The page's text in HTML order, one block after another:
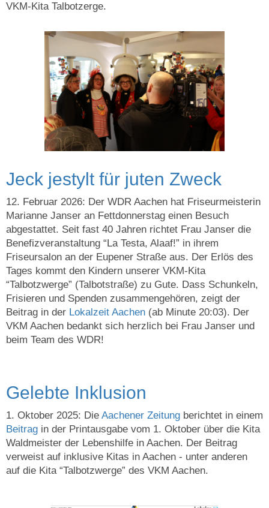
VKM-Kita Talbotzerge.
Jeck jestylt für juten Zweck
12. Februar 2026: Der WDR Aachen hat Friseurmeisterin
Marianne Janser an Fettdonnerstag einen Besuch
abgestattet. Seit fast 40 Jahren richtet Frau Janser die
Benefizveranstaltung “La Testa, Alaaf!” in ihrem
Friseursalon an der Eupener Straße aus. Der Erlös des
Tages kommt den Kindern unserer VKM-Kita
“Talbotzwerge” (Talbotstraße) zu Gute. Dass Schunkeln,
Frisieren und Spenden zusammengehören, zeigt der
Beitrag in der Lokalzeit Aachen (ab Minute 20:03). Der
VKM Aachen bedankt sich herzlich bei Frau Janser und
beim Team des WDR!
Gelebte Inklusion
1. Oktober 2025: Die Aachener Zeitung berichtet in einem
Beitrag in der Printausgabe vom 1. Oktober über die Kita
Waldmeister der Lebenshilfe in Aachen. Der Beitrag
verweist auf inklusive Kitas in Aachen - unter anderen
auf die Kita “Talbotzwerge” des VKM Aachen.